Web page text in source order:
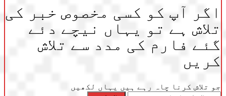
اگر آپ کو کسی مخصوص خبر کی
تلاش ہے تو یہاں نیچے دئے
گئے فارم کی مدد سے تلاش
کریں
جو تلاش کرنا چاہ رہے ہیں یہاں لکھیں